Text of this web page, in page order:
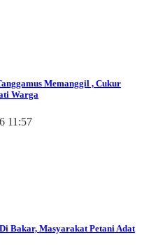
Memanggil , Cukur
Warga
11:57
Bakar, Masyarakat Petani Adat